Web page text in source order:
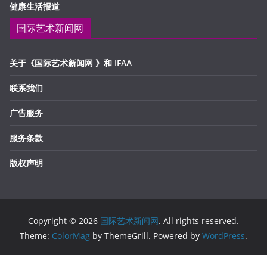
健康生活报道
国际艺术新闻网
关于《国际艺术新闻网 》和 IFAA
联系我们
广告服务
服务条款
版权声明
Copyright © 2026 国际艺术新闻网. All rights reserved.
Theme: ColorMag by ThemeGrill. Powered by WordPress.